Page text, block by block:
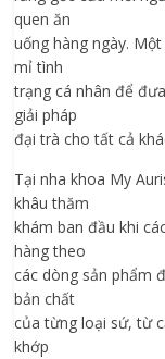
quen ăn
uống hàng ngày.
mỉ tình
trạng cá nhân để
giải pháp
đại trà cho tất cả
Tại nha khoa My
khâu thăm
khám ban đầu khi
hàng theo
các dòng sản phẩm
bản chất
của từng loại sứ, từ
khớp